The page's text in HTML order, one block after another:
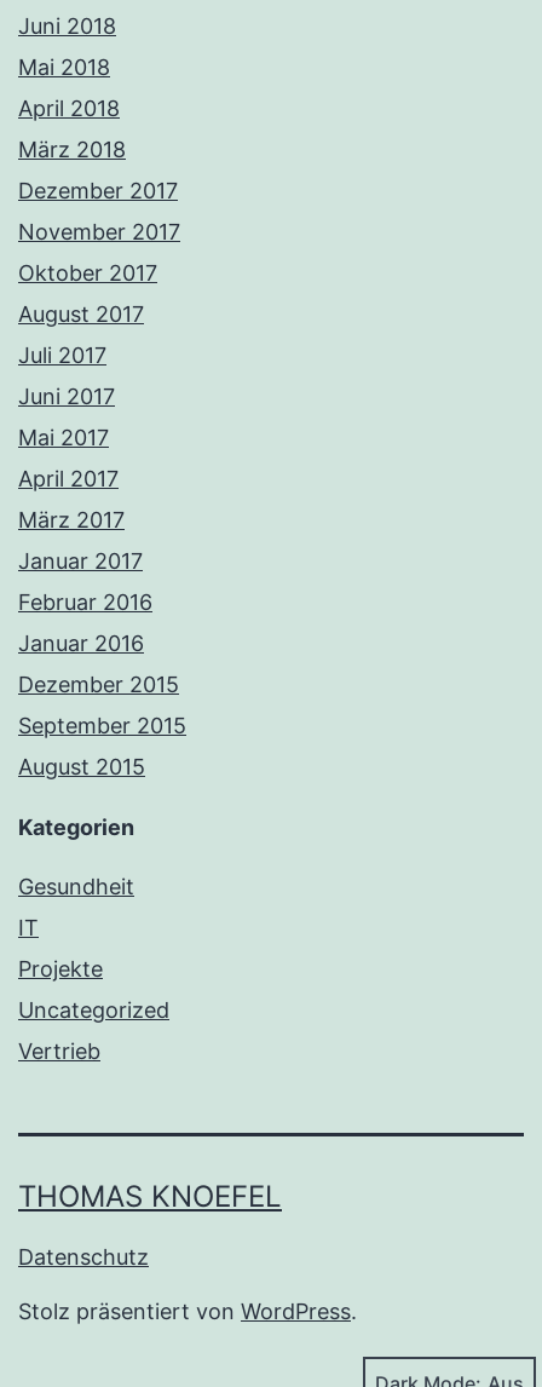
Juni 2018
Mai 2018
April 2018
März 2018
Dezember 2017
November 2017
Oktober 2017
August 2017
Juli 2017
Juni 2017
Mai 2017
April 2017
März 2017
Januar 2017
Februar 2016
Januar 2016
Dezember 2015
September 2015
August 2015
Kategorien
Gesundheit
IT
Projekte
Uncategorized
Vertrieb
THOMAS KNOEFEL
Datenschutz
Stolz präsentiert von WordPress.